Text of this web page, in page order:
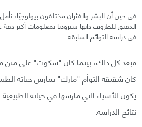
في حين أن البشر والفئران مختلفون بيولوجيًا،
الدقيق للظروف ذاتها سيزودنا بمعلومات أكثر
في دراسة التوائم السابقة.
فبعد كل ذلك، بينما كان "سكوت" على متن
كان شقيقه التوأم "مارك" يمارس حياته
يكون للأشياء التي مارسها في حياته
نتائج الدراسة.